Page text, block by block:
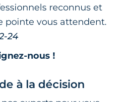
reconnus et
pointe vous attendent.
24
nous !
à la décision